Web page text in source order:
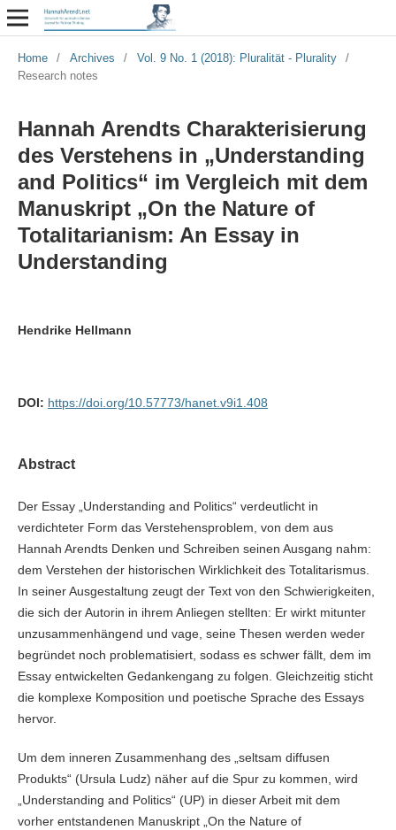
Home / Archives / Vol. 9 No. 1 (2018): Pluralität - Plurality
/
Research notes
Hannah Arendts Charakterisierung
des Verstehens in „Understanding
and Politics“ im Vergleich mit dem
Manuskript „On the Nature of
Totalitarianism: An Essay in
Understanding
Hendrike Hellmann
DOI: https://doi.org/10.57773/hanet.v9i1.408
Abstract
Der Essay „Understanding and Politics“ verdeutlicht in
verdichteter Form das Verstehensproblem, von dem aus
Hannah Arendts Denken und Schreiben seinen Ausgang nahm:
dem Verstehen der historischen Wirklichkeit des Totalitarismus.
In seiner Ausgestaltung zeugt der Text von den Schwierigkeiten,
die sich der Autorin in ihrem Anliegen stellten: Er wirkt mitunter
unzusammenhängend und vage, seine Thesen werden weder
begründet noch problematisiert, sodass es schwer fällt, dem im
Essay entwickelten Gedankengang zu folgen. Gleichzeitig sticht
die komplexe Komposition und poetische Sprache des Essays
hervor.
Um dem inneren Zusammenhang des „seltsam diffusen
Produkts“ (Ursula Ludz) näher auf die Spur zu kommen, wird
„Understanding and Politics“ (UP) in dieser Arbeit mit dem
vorher entstandenen Manuskript „On the Nature of